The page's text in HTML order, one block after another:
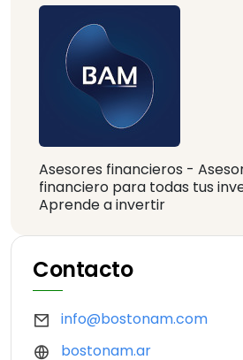
Asesores financieros -
financiero para todas tus
Aprende a invertir
Contacto
info@bostonam.com
bostonam.ar